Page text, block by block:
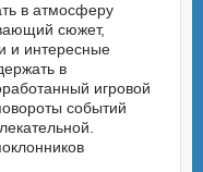
в атмосферу
сюжет,
и интересные
в
игровой
событий